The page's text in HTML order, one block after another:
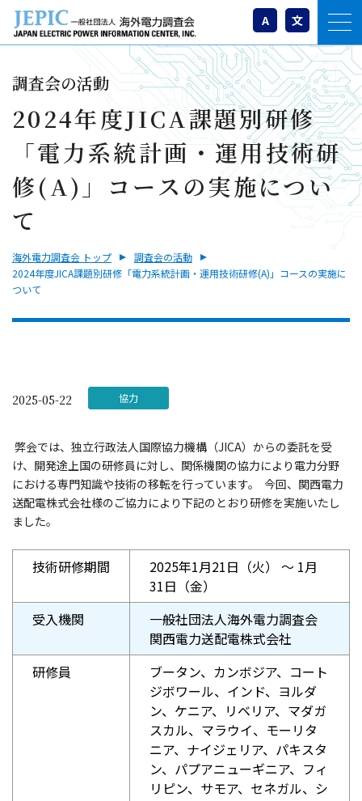
A 文
調査会の活動
2024年度JICA課題別研修
「電力系統計画・運用技術研
修(A)」コースの実施につい
て
海外電力調査会 トップ
調査会の活動
2024年度JICA課題別研修「電力系統計画・運用技術研修(A)」コースの実施に
ついて
2025-05-22 協力
弊会では、独立行政法人国際協力機構（JICA）からの委託を受
け、開発途上国の研修員に対し、関係機関の協力により電力分野
における専門知識や技術の移転を行っています。 今回、関西電力
送配電株式会社様のご協力により下記のとおり研修を実施いたし
ました。
技術研修期間
2025年1月21日（火） ～ 1月
31日（金）
受入機関
一般社団法人海外電力調査会
関西電力送配電株式会社
研修員
ブータン、カンボジア、コート
ジボワール、インド、ヨルダ
ン、ケニア、リベリア、マダガ
スカル、マラウイ、モーリタ
ニア、ナイジェリア、パキスタ
ン、パプアニューギニア、フィ
リピン、サモア、セネガル、シ